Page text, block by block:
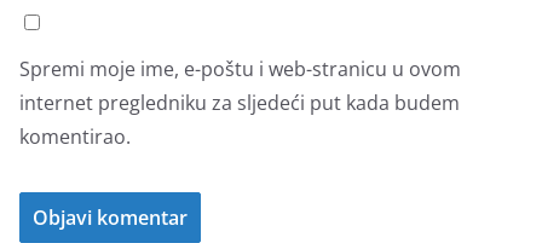
Spremi moje ime, e-poštu i web-stranicu u ovom
internet pregledniku za sljedeći put kada budem
komentirao.